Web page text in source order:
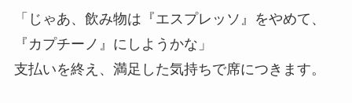
「じゃあ、飲み物は『エスプレッソ』をやめて、
『カプチーノ』にしようかな」
支払いを終え、満足した気持ちで席につきます。